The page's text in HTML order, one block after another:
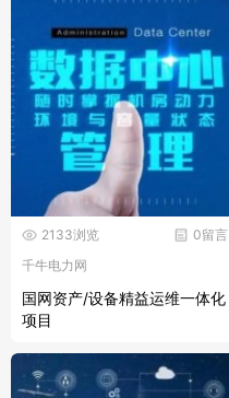
0留言
2133浏览
千牛电力网
国网资产/设备精益运维一体化
项目